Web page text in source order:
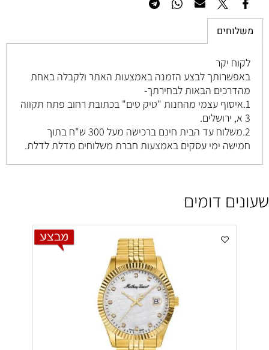
משלוחים
לקוח יקר
באפשרותך לבצע הזמנה באמצעות האתר ולקבלה באחת
מהדרכים הבאות לבחירתך-
1.איסוף עצמי מהחנות "טיק טים" בכתובת רחוב
פתח תקווה
3 א, ירושלים
.
2.משלוח עד הבית חינם ברכישה מעל 300 ש"ח בתוך
חמישה ימי עסקים באמצעות חברת משלוחים מדלת לדלת.
שעונים דומים